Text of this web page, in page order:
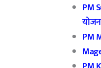
PM
PM